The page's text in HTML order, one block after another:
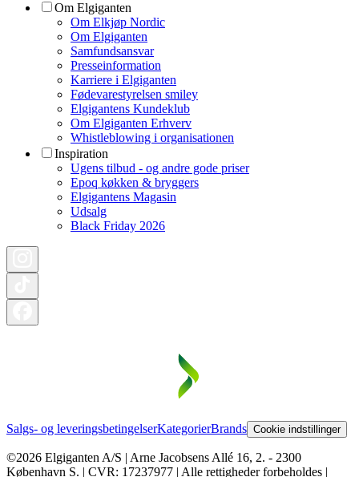
Om Elgiganten
Om Elkjøp Nordic
Om Elgiganten
Samfundsansvar
Presseinformation
Karriere i Elgiganten
Fødevarestyrelsen smiley
Elgigantens Kundeklub
Om Elgiganten Erhverv
Whistleblowing i organisationen
Inspiration
Ugens tilbud - og andre gode priser
Epoq køkken & bryggers
Elgigantens Magasin
Udsalg
Black Friday 2026
Salgs- og leveringsbetingelserKategorierBrands Cookie indstillinger
©2026 Elgiganten A/S | Arne Jacobsens Allé 16, 2. - 2300
København S. | CVR: 17237977 | Alle rettigheder forbeholdes |